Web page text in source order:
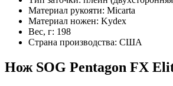
Материал рукояти: Micarta
Материал ножен: Kydex
Вес, г: 198
Страна производства: США
Нож SOG Pentagon FX